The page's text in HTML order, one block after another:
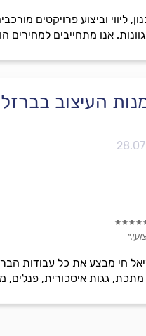
ליווי וביצוע פרויקטים
אנו מתחייבים למחירים
העיצוב בברזל
חי מבצע את כל עבודות
גגות איסכורית, פנלים,